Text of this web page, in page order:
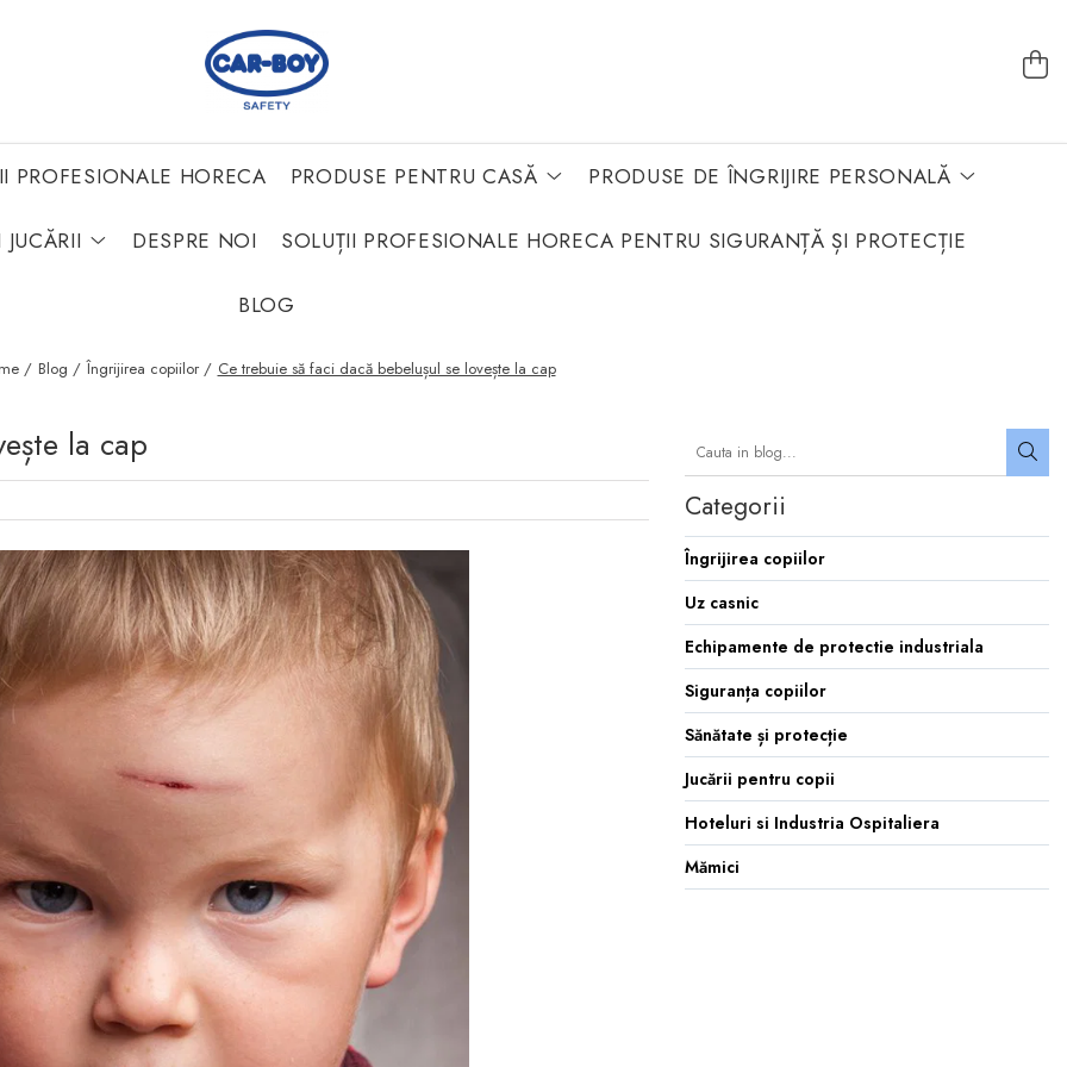
PROFESIONALE HORECA PRODUSE PENTRU CASĂ PRODUSE DE ÎNGRIJIRE PERSONALĂ
JUCĂRII DESPRE NOI SOLUȚII PROFESIONALE HORECA PENTRU SIGURANȚĂ ȘI PROTECȚIE
BLOG
/ Blog / Îngrijirea copiilor / Ce trebuie să faci dacă bebelușul se lovește la cap
la cap
Categorii
Îngrijirea copiilor
Uz casnic
Echipamente de protectie industriala
Siguranța copiilor
Sănătate și protecție
Jucării pentru copii
Hoteluri si Industria Ospitaliera
Mămici